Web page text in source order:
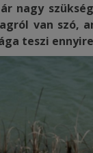
nagy
van szó,
teszi